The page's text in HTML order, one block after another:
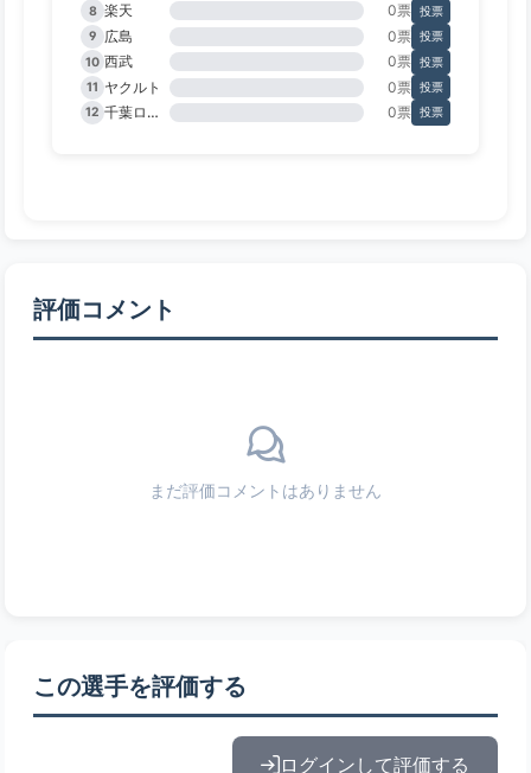
8 楽天 0票 投票
9
広島 0票 投票
10 西武 0票 投票
11 ヤクルト 0票 投票
12
千葉ロッテ 0票 投票
評価コメント
まだ評価コメントはありません
この選手を評価する
ログインして評価する